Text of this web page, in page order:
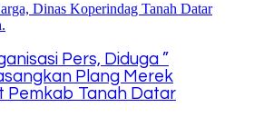
Pers, Diduga ”
Plang Merek
Pemkab Tanah Datar